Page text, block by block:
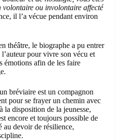
volontaire ou involontaire affecté
il l’a vécue pendant environ
théâtre, le biographe a pu entrer
l’auteur pour vivre son vécu et
émotions afin de les faire
bréviaire est un compagnon
pour se frayer un chemin avec
la disposition de la jeunesse,
encore et toujours possible de
au devoir de résilience,